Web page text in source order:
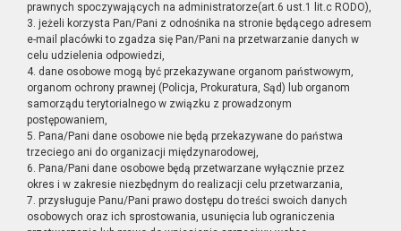
prawnych spoczywających na administratorze(art.6 ust.1 lit.c RODO),
3. jeżeli korzysta Pan/Pani z odnośnika na stronie będącego adresem
e-mail placówki to zgadza się Pan/Pani na przetwarzanie danych w
celu udzielenia odpowiedzi,
4. dane osobowe mogą być przekazywane organom państwowym,
organom ochrony prawnej (Policja, Prokuratura, Sąd) lub organom
samorządu terytorialnego w związku z prowadzonym
postępowaniem,
5. Pana/Pani dane osobowe nie będą przekazywane do państwa
trzeciego ani do organizacji międzynarodowej,
6. Pana/Pani dane osobowe będą przetwarzane wyłącznie przez
okres i w zakresie niezbędnym do realizacji celu przetwarzania,
7. przysługuje Panu/Pani prawo dostępu do treści swoich danych
osobowych oraz ich sprostowania, usunięcia lub ograniczenia